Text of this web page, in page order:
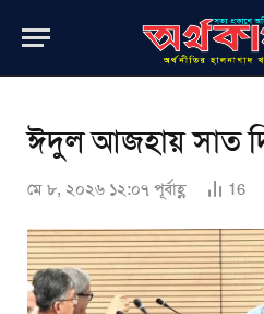
ঈদুল আজহায় সাত
মে ৮, ২০২৬ ১২:০৭ পূর্বাহ্ণ 16